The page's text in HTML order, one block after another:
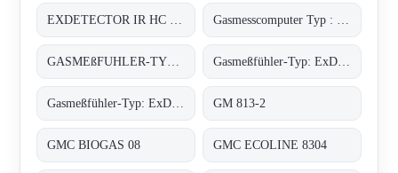
GM 813-2
GMC BIOGAS 08 GMC ECOLINE 8304